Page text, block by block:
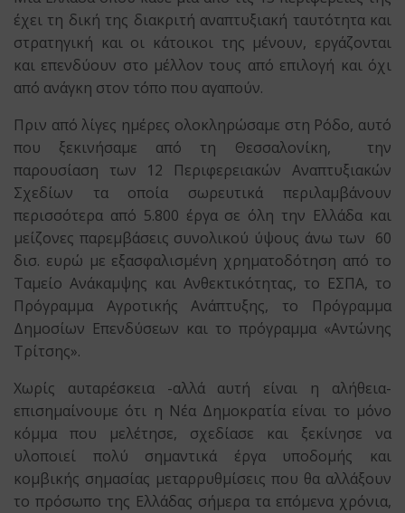
έχει τη δική της διακριτή αναπτυξιακή ταυτότητα και
στρατηγική και οι κάτοικοι της μένουν, εργάζονται
και επενδύουν στο μέλλον τους από επιλογή και όχι
από ανάγκη στον τόπο που αγαπούν.
Πριν από λίγες ημέρες ολοκληρώσαμε στη Ρόδο, αυτό
που ξεκινήσαμε από τη Θεσσαλονίκη, την
παρουσίαση των 12 Περιφερειακών Αναπτυξιακών
Σχεδίων τα οποία σωρευτικά περιλαμβάνουν
περισσότερα από 5.800 έργα σε όλη την Ελλάδα και
μείζονες παρεμβάσεις συνολικού ύψους άνω των 60
δισ. ευρώ με εξασφαλισμένη χρηματοδότηση από το
Ταμείο Ανάκαμψης και Ανθεκτικότητας, το ΕΣΠΑ, το
Πρόγραμμα Αγροτικής Ανάπτυξης, το Πρόγραμμα
Δημοσίων Επενδύσεων και το πρόγραμμα «Αντώνης
Τρίτσης».
Χωρίς αυταρέσκεια -αλλά αυτή είναι η αλήθεια-
επισημαίνουμε ότι η Νέα Δημοκρατία είναι το μόνο
κόμμα που μελέτησε, σχεδίασε και ξεκίνησε να
υλοποιεί πολύ σημαντικά έργα υποδομής και
κομβικής σημασίας μεταρρυθμίσεις που θα αλλάξουν
το πρόσωπο της Ελλάδας σήμερα τα επόμενα χρόνια,